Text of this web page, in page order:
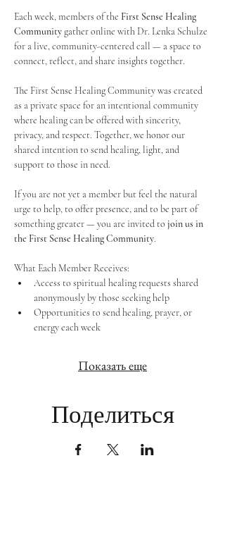
Each week, members of the First Sense Healing
Community gather online with Dr. Lenka Schulze
for a live, community-centered call — a space to
connect, reflect, and share insights together.
The First Sense Healing Community was created
as a private space for an intentional community
where healing can be offered with sincerity,
privacy, and respect. Together, we honor our
shared intention to send healing, light, and
support to those in need.
If you are not yet a member but feel the natural
urge to help, to offer presence, and to be part of
something greater — you are invited to join us in
the First Sense Healing Community.
What Each Member Receives:
Access to spiritual healing requests shared
anonymously by those seeking help
Opportunities to send healing, prayer, or
energy each week
Показать еще
Поделиться